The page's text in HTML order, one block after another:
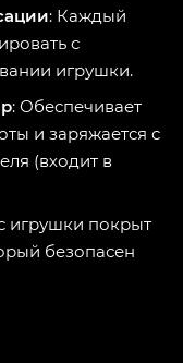
: Каждый
с
игрушки.
: Обеспечивает
и заряжается с
(входит в
игрушки покрыт
безопасен